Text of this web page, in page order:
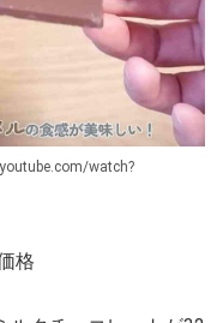
watch?
格